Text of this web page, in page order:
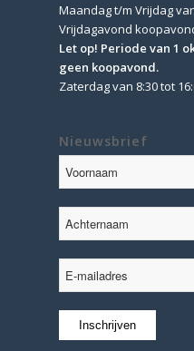
Maandag t/m Vrijdag
Vrijdagavond
Let op! Periode van 1
geen koopavond.
Zaterdag van 8:30 tot
Nieuwsbrief